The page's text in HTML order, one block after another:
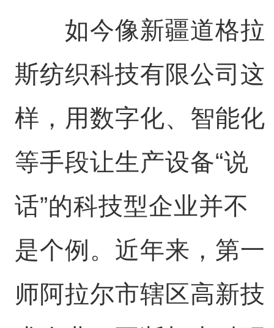
如今像新疆道格拉
斯纺织科技有限公司这
样，用数字化、智能化
等手段让生产设备“说
话”的科技型企业并不
是个例。近年来，第一
师阿拉尔市辖区高新技